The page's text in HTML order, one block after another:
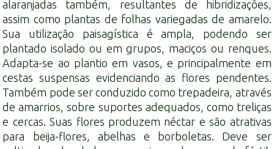
alaranjadas também, resultantes de hibridizações,
assim como plantas de folhas variegadas de amarelo.
Sua utilização paisagística é ampla, podendo ser
plantado isolado ou em grupos, maciços ou renques.
Adapta-se ao plantio em vasos, e principalmente em
cestas suspensas evidenciando as flores pendentes.
Também pode ser conduzido como trepadeira, através
de amarrios, sobre suportes adequados, como treliças
e cercas. Suas flores produzem néctar e são atrativas
para beija-flores, abelhas e borboletas. Deve ser